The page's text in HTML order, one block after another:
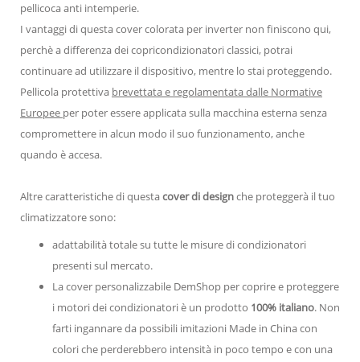
pellicoca anti intemperie.
I vantaggi di questa cover colorata per inverter non finiscono qui,
perchè a differenza dei copricondizionatori classici, potrai
continuare ad utilizzare il dispositivo, mentre lo stai proteggendo.
Pellicola protettiva brevettata e regolamentata dalle Normative
Europee per poter essere applicata sulla macchina esterna senza
compromettere in alcun modo il suo funzionamento, anche
quando è accesa.
Altre caratteristiche di questacover di designche proteggerà il tuo
climatizzatore sono:
adattabilità totale su tutte le misure di condizionatori
presenti sul mercato.
La cover personalizzabile DemShop per coprire e proteggere
i motori dei condizionatori è un prodotto 100% italiano. Non
farti ingannare da possibili imitazioni Made in China con
colori che perderebbero intensità in poco tempo e con una